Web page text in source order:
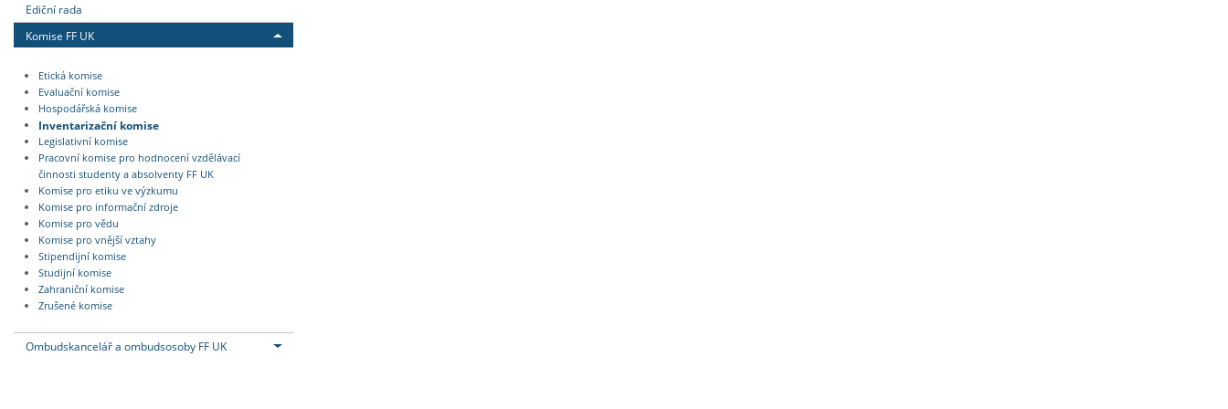
Ediční rada
Komise FF UK
Etická komise
Evaluační komise
Hospodářská komise
Inventarizační komise
Legislativní komise
Pracovní komise pro hodnocení vzdělávací
činnosti studenty a absolventy FF UK
Komise pro etiku ve výzkumu
Komise pro informační zdroje
Komise pro vědu
Komise pro vnější vztahy
Stipendijní komise
Studijní komise
Zahraniční komise
Zrušené komise
Ombudskancelář a ombudsosoby FF UK